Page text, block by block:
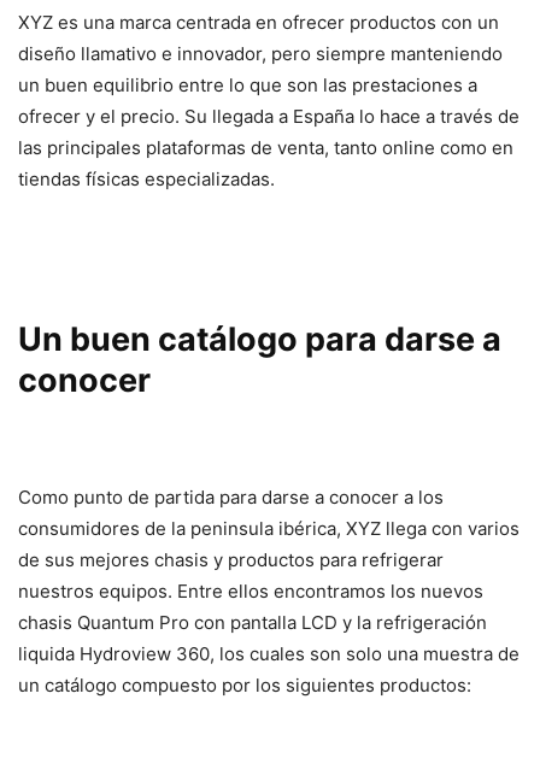
XYZ es una marca centrada en ofrecer productos con un
diseño llamativo e innovador, pero siempre manteniendo
un buen equilibrio entre lo que son las prestaciones a
ofrecer y el precio. Su llegada a España lo hace a través de
las principales plataformas de venta, tanto online como en
tiendas físicas especializadas.
Un buen catálogo para darse a
conocer
Como punto de partida para darse a conocer a los
consumidores de la peninsula ibérica, XYZ llega con varios
de sus mejores chasis y productos para refrigerar
nuestros equipos. Entre ellos encontramos los nuevos
chasis Quantum Pro con pantalla LCD y la refrigeración
liquida Hydroview 360, los cuales son solo una muestra de
un catálogo compuesto por los siguientes productos: